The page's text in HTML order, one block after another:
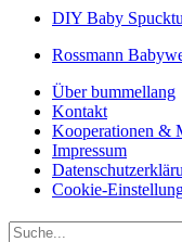
DIY Baby
Rossmann
Über bummellang
Kontakt
Kooperationen &
Impressum
Cookie-